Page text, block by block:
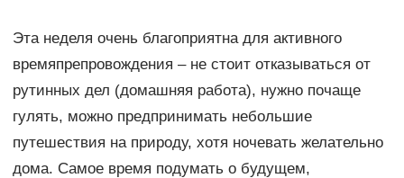
Эта неделя очень благоприятна для активного
времяпрепровождения – не стоит отказываться от
рутинных дел (домашняя работа), нужно почаще
гулять, можно предпринимать небольшие
путешествия на природу, хотя ночевать желательно
дома. Самое время подумать о будущем,